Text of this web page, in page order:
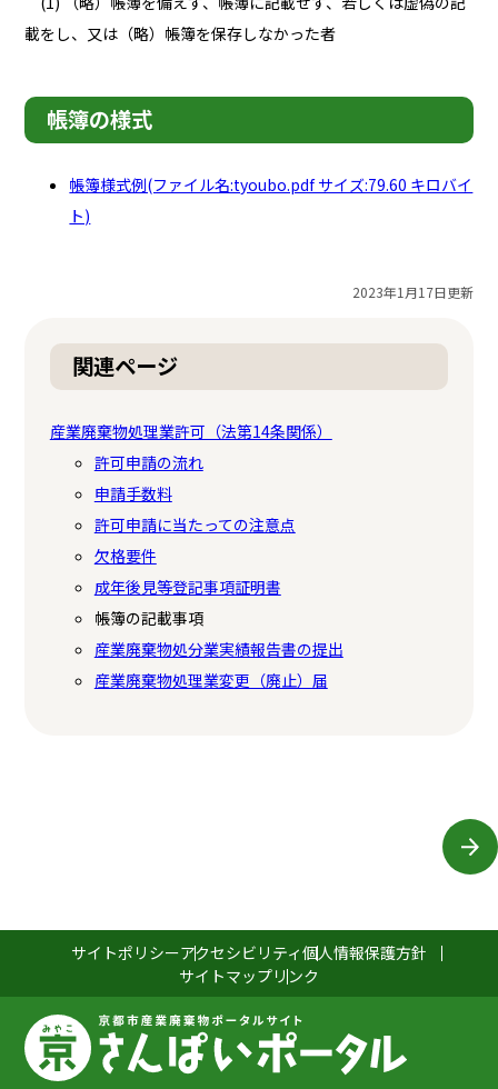
載をし、又は（略）帳簿を保存しなかった者
帳簿の様式
帳簿様式例(ファイル名:tyoubo.pdf サイズ:79.60 キロバイ
ト)
2023年1月17日更新
関連ページ
産業廃棄物処理業許可（法第14条関係）
許可申請の流れ
申請手数料
許可申請に当たっての注意点
欠格要件
成年後見等登記事項証明書
帳簿の記載事項
産業廃棄物処分業実績報告書の提出
産業廃棄物処理業変更（廃止）届
サイトポリシーアクセシビリティ個人情報保護方針
サイトマップリンク